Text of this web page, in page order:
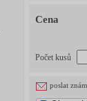
Cena
Počet kusů
poslat